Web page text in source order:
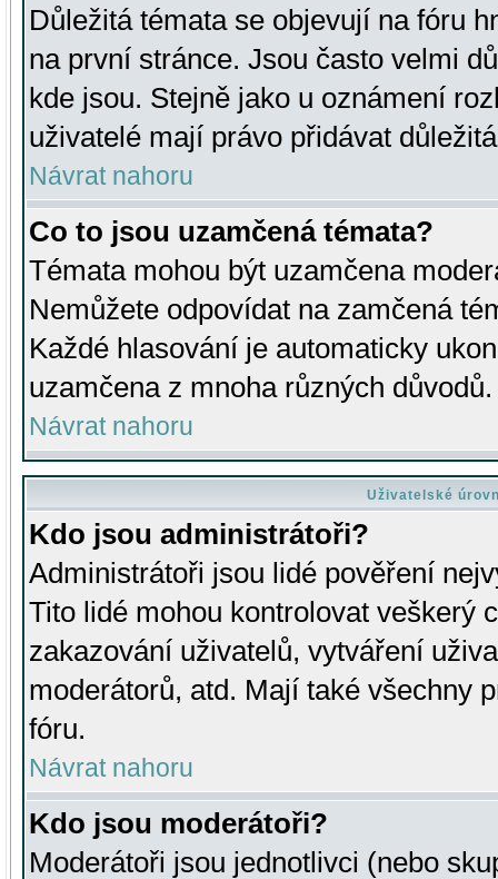
Důležitá témata se objevují na fóru
na první stránce. Jsou často velmi
kde jsou. Stejně jako u oznámení
uživatelé mají právo přidávat
Návrat nahoru
Co to jsou uzamčená témata?
Témata mohou být uzamčena
Nemůžete odpovídat na zamčená
Každé hlasování je automaticky
uzamčena z mnoha různých důvodů.
Návrat nahoru
Uživatelské
Kdo jsou administrátoři?
Administrátoři jsou lidé pověření
Tito lidé mohou kontrolovat veškerý
zakazování uživatelů, vytváření
moderátorů, atd. Mají také všechny
fóru.
Návrat nahoru
Kdo jsou moderátoři?
Moderátoři jsou jednotlivci (nebo